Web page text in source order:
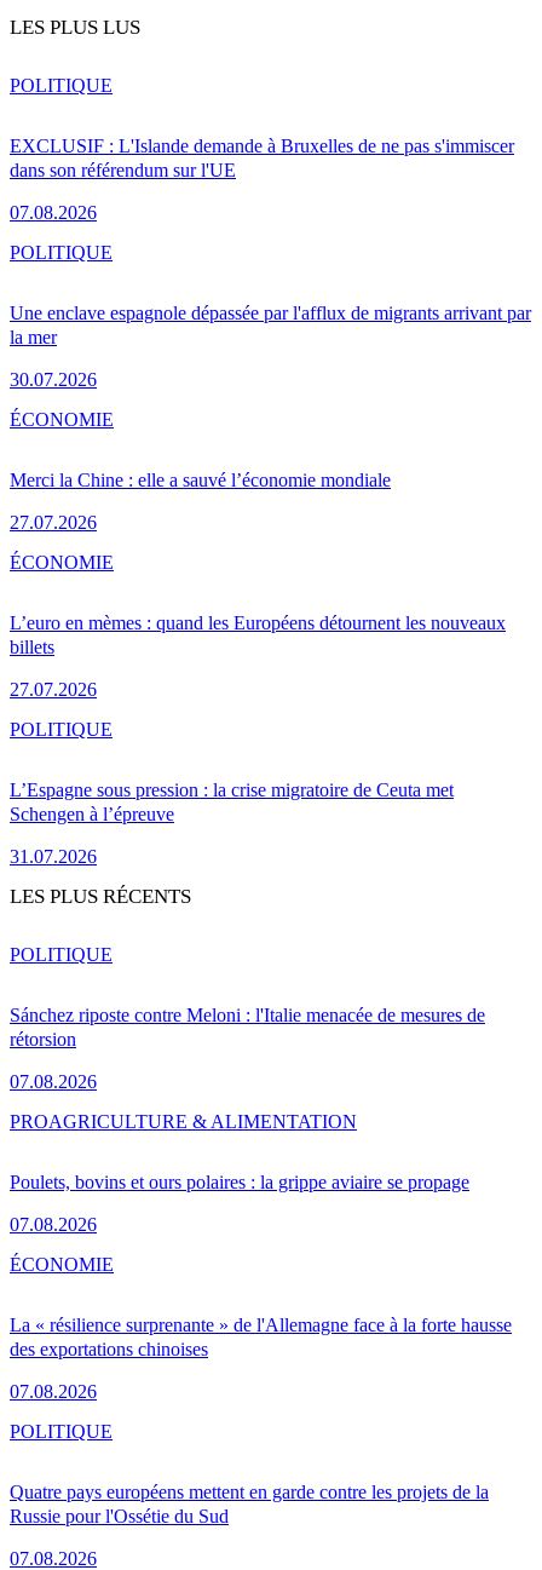
LES PLUS LUS
EXCLUSIF : L'Islande demande à Bruxelles de ne pas s'immiscer
dans son référendum sur l'UE
07.08.2026
POLITIQUE
Une enclave espagnole dépassée par l'afflux de migrants arrivant par
la mer
30.07.2026
POLITIQUE
Merci la Chine : elle a sauvé l’économie mondiale
27.07.2026
ÉCONOMIE
L’euro en mèmes : quand les Européens détournent les nouveaux
billets
27.07.2026
ÉCONOMIE
L’Espagne sous pression : la crise migratoire de Ceuta met
Schengen à l’épreuve
31.07.2026
POLITIQUE
LES PLUS RÉCENTS
Sánchez riposte contre Meloni : l'Italie menacée de mesures de
rétorsion
07.08.2026
POLITIQUE
Poulets, bovins et ours polaires : la grippe aviaire se propage
07.08.2026
PROAGRICULTURE & ALIMENTATION
La « résilience surprenante » de l'Allemagne face à la forte hausse
des exportations chinoises
07.08.2026
ÉCONOMIE
Quatre pays européens mettent en garde contre les projets de la
Russie pour l'Ossétie du Sud
07.08.2026
POLITIQUE